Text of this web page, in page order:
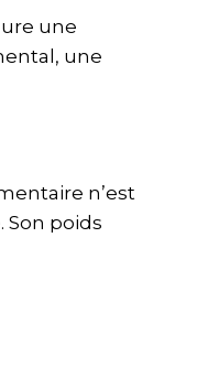
une
une
n’est
poids